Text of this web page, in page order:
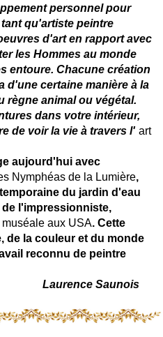
personnel pour
qu'artiste peintre
d'art en rapport avec
les Hommes au monde
entoure. Chacune création
d'une certaine manière à la
règne animal ou végétal.
dans votre intérieur,
de voir la vie à travers l' art
aujourd'hui avec
Nymphéas de la Lumière,
du jardin d'eau
de l'impressionniste,
aux USA. Cette
de la couleur et du monde
reconnu de peintre
Laurence Saunois